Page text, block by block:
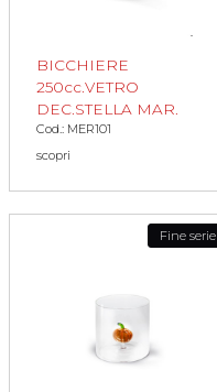
BICCHIERE
250cc.VETRO
DEC.STELLA MAR.
Cod.: MER101
scopri
Fine serie